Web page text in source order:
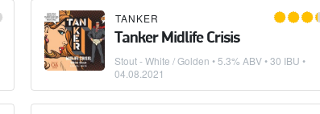
TANKER
Tanker Midlife Crisis
Stout - White / Golden • 5.3% ABV • 30 IBU •
04.08.2021